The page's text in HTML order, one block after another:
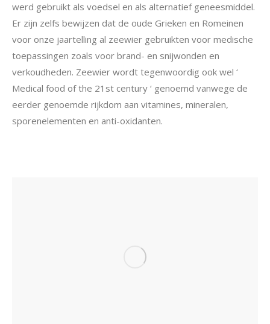
werd gebruikt als voedsel en als alternatief geneesmiddel.
Er zijn zelfs bewijzen dat de oude Grieken en Romeinen
voor onze jaartelling al zeewier gebruikten voor medische
toepassingen zoals voor brand- en snijwonden en
verkoudheden. Zeewier wordt tegenwoordig ook wel ‘
Medical food of the 21st century ‘ genoemd vanwege de
eerder genoemde rijkdom aan vitamines, mineralen,
sporenelementen en anti-oxidanten.